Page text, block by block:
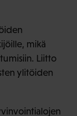
mikä
Liitto
ylitöiden